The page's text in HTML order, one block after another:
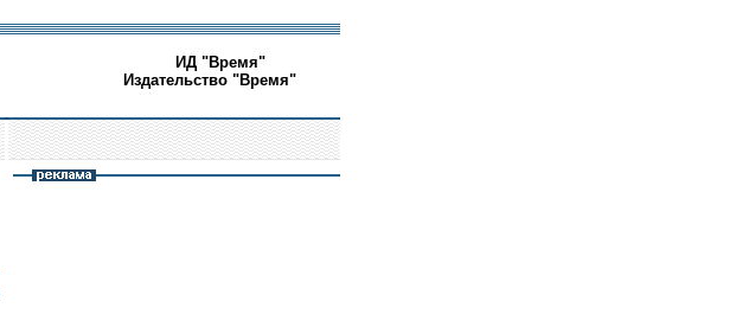
ИД "Время"
Издательство "Время"